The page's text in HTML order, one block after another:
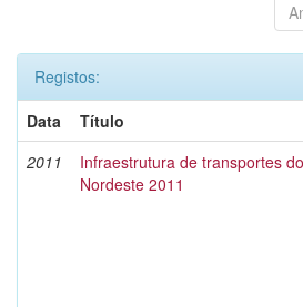
Registos:
Data
Título
2011
Infraestrutura de transportes do
Nordeste 2011